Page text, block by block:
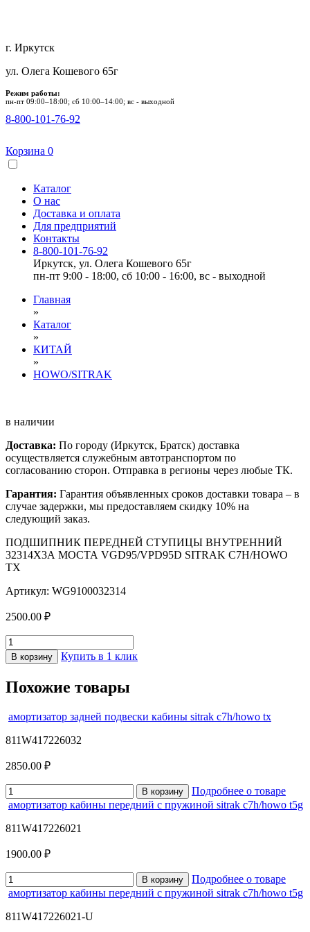
г. Иркутск
ул. Олега Кошевого 65г
Режим работы:
пн-пт 09:00–18:00; сб 10:00–14:00; вс - выходной
8-800-101-76-92
Корзина 0
Каталог
О нас
Доставка и оплата
Для предприятий
Контакты
8-800-101-76-92
Иркутск, ул. Олега Кошевого 65г
пн-пт 9:00 - 18:00, сб 10:00 - 16:00, вс - выходной
Главная
»
Каталог
»
КИТАЙ
»
HOWO/SITRAK
в наличии
Доставка: По городу (Иркутск, Братск) доставка
осуществляется служебным автотранспортом по
согласованию сторон. Отправка в регионы через любые ТК.
Гарантия: Гарантия объявленных сроков доставки товара – в
случае задержки, мы предоставляем скидку 10% на
следующий заказ.
ПОДШИПНИК ПЕРЕДНЕЙ СТУПИЦЫ ВНУТРЕННИЙ
32314Х3А МОСТА VGD95/VPD95D SITRAK C7H/HOWO
TX
Артикул: WG9100032314
2500.00 ₽
В корзину Купить в 1 клик
Похожие товары
амортизатор задней подвески кабины sitrak c7h/howo tx
811W417226032
2850.00 ₽
В корзину
Подробнее о товаре
амортизатор кабины передний с пружиной sitrak c7h/howo t5g
811W417226021
1900.00 ₽
В корзину
Подробнее о товаре
амортизатор кабины передний с пружиной sitrak c7h/howo t5g
811W417226021-U